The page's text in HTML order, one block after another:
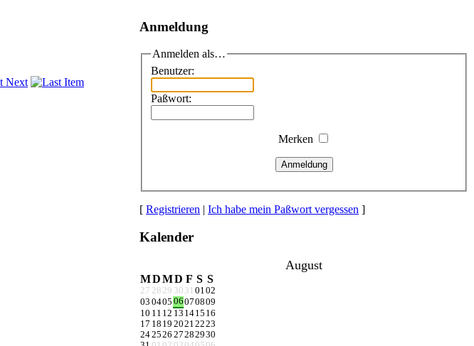
Anmeldung
Anmelden als…
Benutzer:
Paßwort:
Merken
Anmeldung
[ Registrieren | Ich habe mein Paßwort vergessen ]
Kalender
August
MDMD F S S
27 28 29 30 31 0102
03 0405 06070809
10 11 12 13 1415 16
17 18 19 20212223
242526 27282930